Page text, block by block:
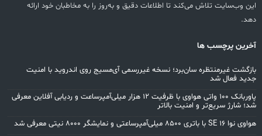
این وب‌سایت تلاش می‌کند تا اطلاعات دقیق و به‌روز را به مخاطبان خود ارائه
دهد.
آخرین پرچسب ها
بازگشت غیرمنتظره سان‌برد؛ نسخه غیررسمی آی‌مسیج روی اندروید با امنیت
جدید فعال شد
پاوربانک ۱۰۰ واتی هواوی با ظرفیت ۱۲ هزار میلی‌آمپرساعت و ردیابی آفلاین معرفی
شد؛ شارژ سریع‌تر و امنیت بالاتر
هواوی نوا 16 SE با باتری ۸۵۰۰ میلی‌آمپرساعتی و نمایشگر ۸۰۰۰ نیتی معرفی شد